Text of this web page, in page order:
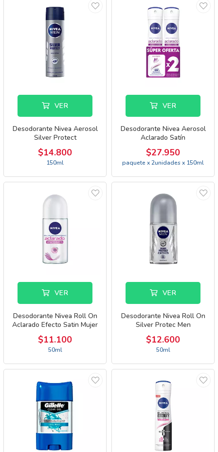
VER
Desodorante Nivea Aerosol
Silver Protect
$14.800
150ml
VER
Desodorante Nivea Aerosol
Aclarado Satín
$27.950
paquete x 2unidades x 150ml
VER
Desodorante Nivea Roll On
Aclarado Efecto Satin Mujer
$11.100
50ml
VER
Desodorante Nivea Roll On
Silver Protec Men
$12.600
50ml